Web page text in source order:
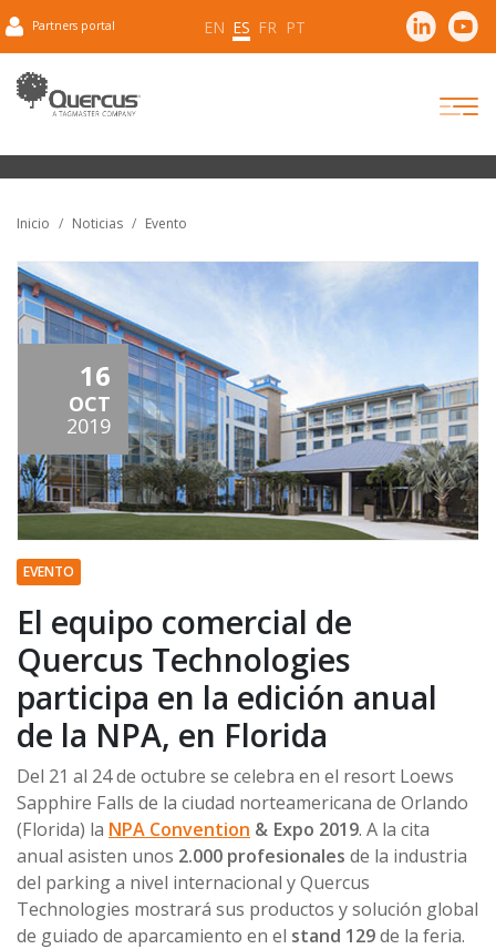
Partners portal EN ES FR PT
Inicio Noticias Evento
16
OCT
2019
EVENTO
El equipo comercial de
Quercus Technologies
participa en la edición anual
de la NPA, en Florida
Del 21 al 24 de octubre se celebra en el resort Loews
Sapphire Falls de la ciudad norteamericana de Orlando
(Florida) la NPA Convention & Expo 2019. A la cita
anual asisten unos 2.000 profesionales de la industria
del parking a nivel internacional y Quercus
Technologies mostrará sus productos y solución global
de guiado de aparcamiento en el stand 129de la feria.